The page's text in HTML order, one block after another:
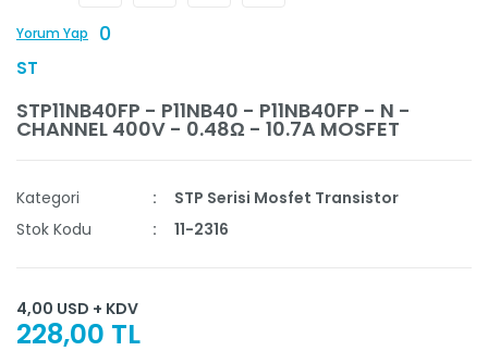
Yorum Yap 0
ST
STP11NB40FP - P11NB40 - P11NB40FP - N -
CHANNEL 400V - 0.48Ω - 10.7A MOSFET
Kategori
STP Serisi Mosfet Transistor
Stok Kodu
11-2316
4,00 USD + KDV
228,00 TL